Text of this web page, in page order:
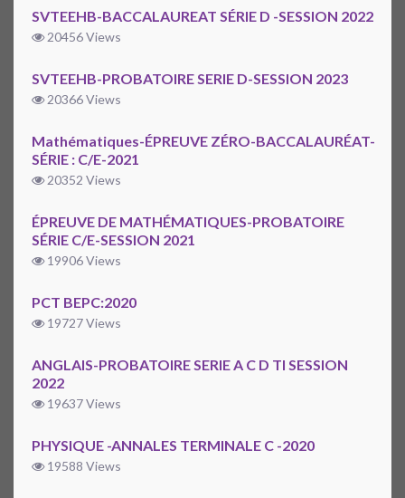
SVTEEHB-BACCALAUREAT SÉRIE D -SESSION 2022
20456 Views
SVTEEHB-PROBATOIRE SERIE D-SESSION 2023
20366 Views
Mathématiques-ÉPREUVE ZÉRO-BACCALAURÉAT-
SÉRIE : C/E-2021
20352 Views
ÉPREUVE DE MATHÉMATIQUES-PROBATOIRE
SÉRIE C/E-SESSION 2021
19906 Views
PCT BEPC:2020
19727 Views
ANGLAIS-PROBATOIRE SERIE A C D TI SESSION
2022
19637 Views
PHYSIQUE -ANNALES TERMINALE C -2020
19588 Views